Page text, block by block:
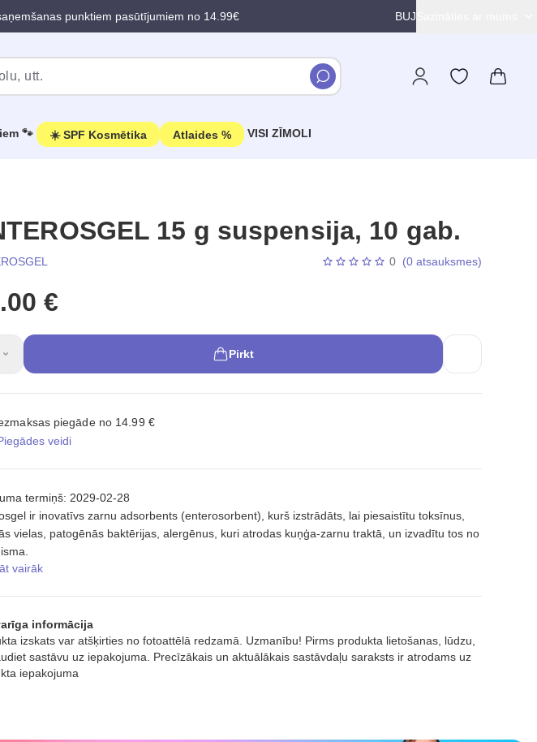
punktiem pasūtījumiem no 14.99€ BUJ
🐾 ☀️ SPF Kosmētika Atlaides % VISI ZĪMOLI
15 g suspensija, 10 gab.
0 (0 atsauksmes)
€
Pirkt
piegāde no 14.99 €
veidi
termiņš: 2029-02-28
ir inovatīvs zarnu adsorbents (enterosorbent), kurš izstrādāts, lai piesaistītu toksīnus,
vielas, patogēnās baktērijas, alergēnus, kuri atrodas kuņģa-zarnu traktā, un izvadītu tos no
vairāk
informācija
izskats var atšķirties no fotoattēlā redzamā. Uzmanību! Pirms produkta lietošanas, lūdzu,
sastāvu uz iepakojuma. Precīzākais un aktuālākais sastāvdaļu saraksts ir atrodams uz
iepakojuma